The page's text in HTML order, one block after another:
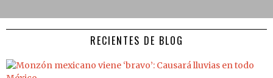
RECIENTES DE BLOG